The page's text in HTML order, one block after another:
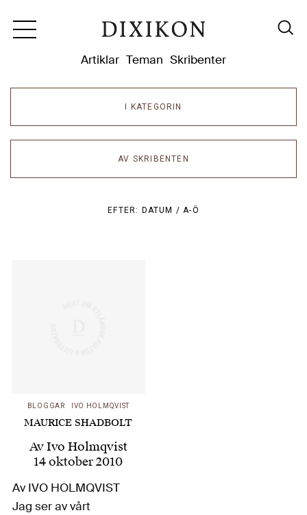
Artiklar Teman Skribenter
I KATEGORIN
AV SKRIBENTEN
EFTER: DATUM /A-Ö
BLOGGAR IVO HOLMQVIST
MAURICE SHADBOLT
AvIvo Holmqvist
14 oktober 2010
Av IVO HOLMQVIST
Jag ser av vårt